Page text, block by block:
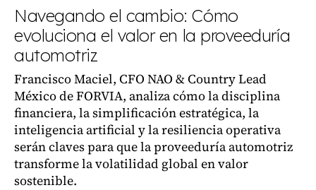
Navegando el cambio: Cómo
evoluciona el valor en la proveeduría
automotriz
Francisco Maciel, CFO NAO & Country Lead
México de FORVIA, analiza cómo la disciplina
financiera, la simplificación estratégica, la
inteligencia artificial y la resiliencia operativa
serán claves para que la proveeduría automotriz
transforme la volatilidad global en valor
sostenible.